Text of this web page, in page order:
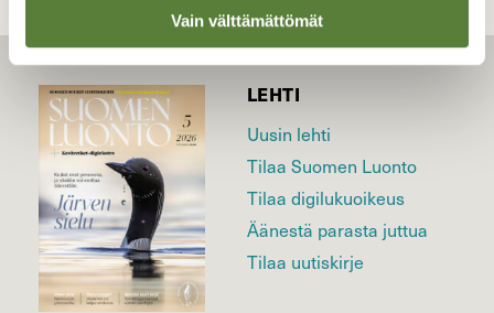
Vain välttämättömät
LEHTI
Uusin lehti
Tilaa Suomen Luonto
Tilaa digilukuoikeus
Äänestä parasta juttua
Tilaa uutiskirje